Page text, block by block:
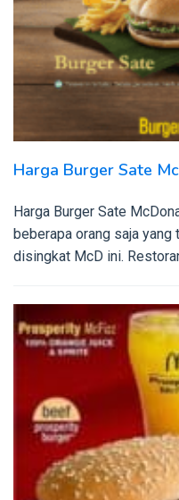
Harga Burger Sate
Harga Burger Sate
beberapa orang saja
disingkat McD ini.